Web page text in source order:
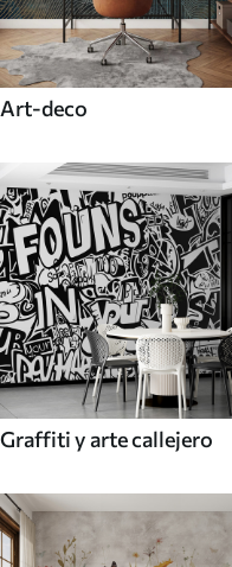
Art-deco
Graffiti y arte callejero